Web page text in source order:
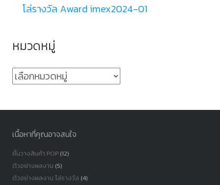
โล่รางวัล Award imex2024-01
หมวดหมู่
หมวด
เนื้อหาที่คุณอาจสนใจ
ชั้นวางสินค้า POP(12)
ตัวอย่างผลงาน (5)
ตัวอย่างผลงาน โล่รางวัล (4)